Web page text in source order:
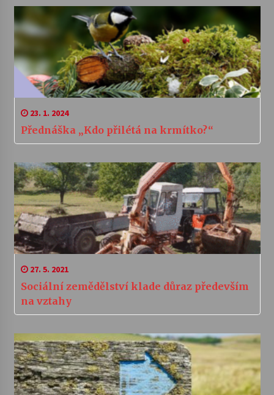
23. 1. 2024
Přednáška „Kdo přilétá na krmítko?“
27. 5. 2021
Sociální zemědělství klade důraz především
na vztahy